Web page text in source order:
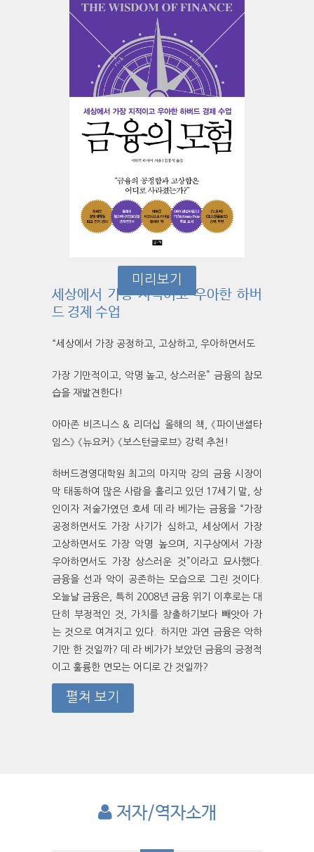
미리보기
세상에서 가장 지적이고 우아한 하버
드 경제 수업
“세상에서 가장 공정하고, 고상하고, 우아하면서도
가장 기만적이고, 악명 높고, 상스러운” 금융의 참모
습을 재발견한다!
아마존 비즈니스 & 리더십 올해의 책, 《파이낸셜타
임스》 《뉴요커》 《보스턴글로브》 강력 추천!
하버드경영대학원 최고의 마지막 강의 금융 시장이
막 태동하여 많은 사람을 홀리고 있던 17세기 말, 상
인이자 저술가였던 호세 데 라 베가는 금융을 “가장
공정하면서도 가장 사기가 심하고, 세상에서 가장
고상하면서도 가장 악명 높으며, 지구상에서 가장
우아하면서도 가장 상스러운 것”이라고 묘사했다.
금융을 선과 악이 공존하는 모습으로 그린 것이다.
오늘날 금융은, 특히 2008년 금융 위기 이후로는 대
단히 부정적인 것, 가치를 창출하기보다 빼앗아 가
는 것으로 여겨지고 있다. 하지만 과연 금융은 악하
기만 한 것일까? 데 라 베가가 보았던 금융의 긍정적
이고 훌륭한 면모는 어디로 간 것일까?
펼쳐 보기
저자/역자소개